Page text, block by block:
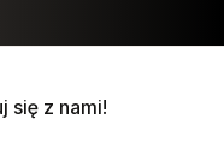
się z nami!